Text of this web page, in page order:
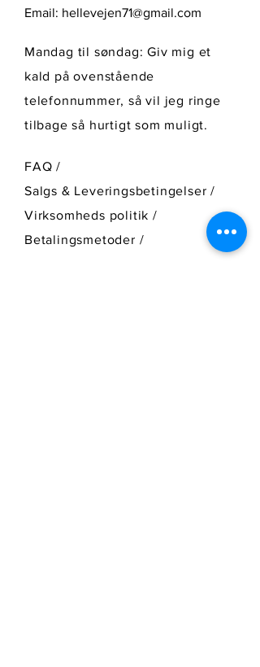
Email: hellevejen71@gmail.com
Mandag til søndag: Giv mig et
kald på ovenstående
telefonnummer, så vil jeg ringe
tilbage så hurtigt som muligt.
FAQ /
Salgs & Leveringsbetingelser /
Virksomheds politik /
Betalingsmetoder /